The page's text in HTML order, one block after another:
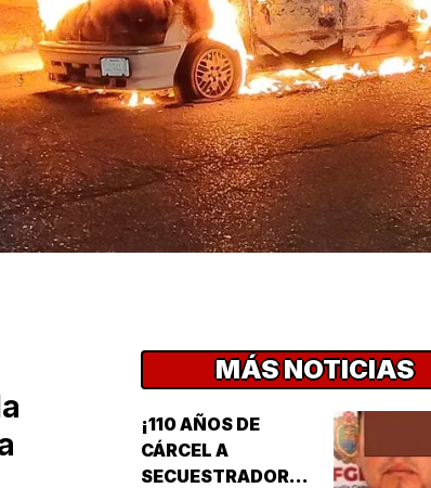
MÁS NOTICIAS
¡110 AÑOS DE
CÁRCEL A
SECUESTRADOR